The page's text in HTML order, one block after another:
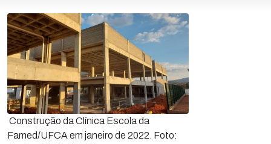
Construção da Clínica Escola da
Famed/UFCA em janeiro de 2022. Foto: